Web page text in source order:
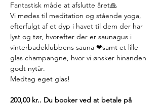
Fantastisk måde at afslutte året🙏
Vi mødes til meditation og stående yoga,
efterfulgt af et dyp i havet til dem der har
lyst og tør, hvorefter der er saunagus i
vinterbadeklubbens sauna ❤samt et lille
glas champangne, hvor vi ønsker hinanden
godt nytår.
Medtag eget glas!
200,00 kr.. Du booker ved at betale på